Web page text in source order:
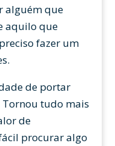
alguém que
aquilo que
fazer um
de portar
Tornou tudo mais
de
procurar algo